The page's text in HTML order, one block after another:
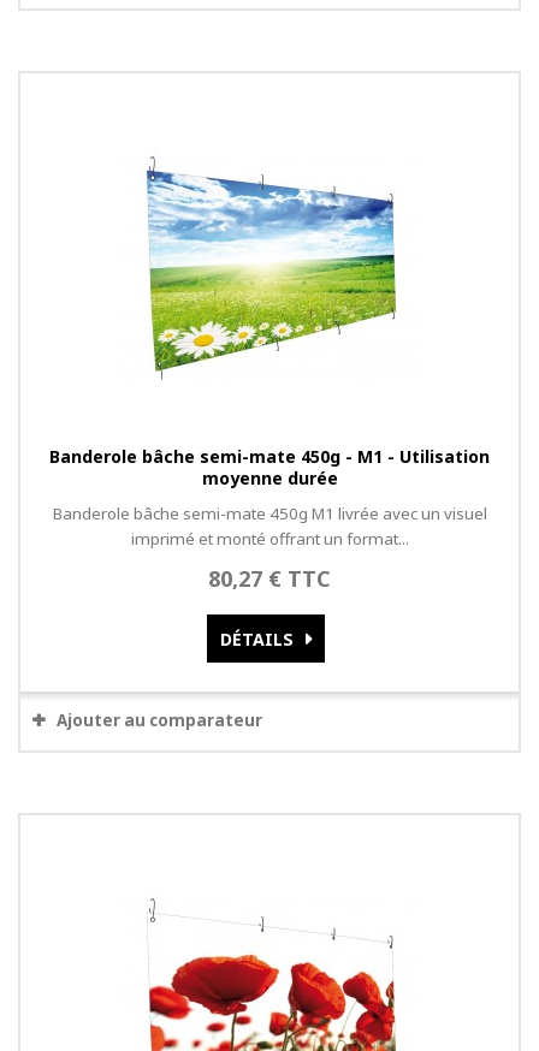
Banderole bâche semi-mate 450g - M1 - Utilisation
moyenne durée
Banderole bâche semi-mate 450g M1 livrée avec un visuel
imprimé et monté offrant un format...
80,27 € TTC
DÉTAILS
Ajouter au comparateur